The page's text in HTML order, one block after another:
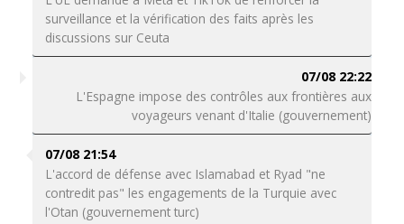
surveillance et la vérification des faits après les
discussions sur Ceuta
07/08 22:22
L'Espagne impose des contrôles aux frontières aux
voyageurs venant d'Italie (gouvernement)
07/08 21:54
L'accord de défense avec Islamabad et Ryad "ne
contredit pas" les engagements de la Turquie avec
l'Otan (gouvernement turc)